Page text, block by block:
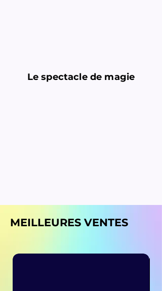
Le spectacle de magie
MEILLEURES VENTES